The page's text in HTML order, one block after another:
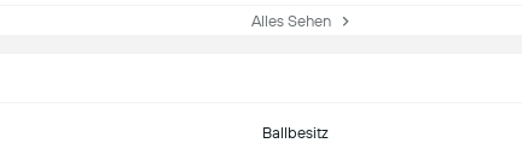
Alles Sehen
Ballbesitz